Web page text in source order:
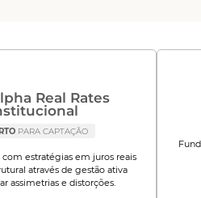
Real Rates
PARA CAPTAÇÃO
com estratégias em juros reais
através de gestão ativa
assimetrias e distorções.